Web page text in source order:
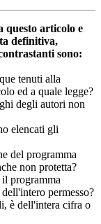
questo articolo e
definitiva,
sono:
tenuti alla
ed a quale legge?
degli autori non
elencati gli
del programma
non protetta?
programma
permesso?
è dell'intera cifra o